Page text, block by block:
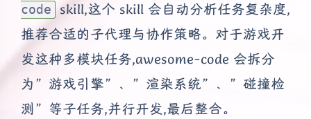
code
skill,这个 skill 会自动分析任务复杂度,
推荐合适的子代理与协作策略。对于游戏开
发这种多模块任务,awesome-code 会拆分
为”游戏引擎”、”渲染系统”、”碰撞检
测”等子任务,并行开发,最后整合。